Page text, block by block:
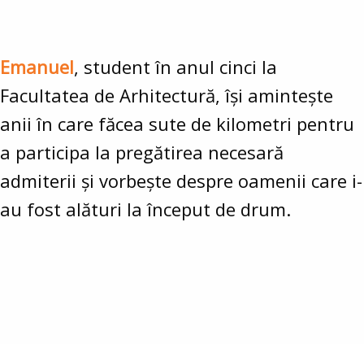
Emanuel, student în anul cinci la
Facultatea de Arhitectură, își amintește
anii în care făcea sute de kilometri pentru
a participa la pregătirea necesară
admiterii și vorbește despre oamenii care i-
au fost alături la început de drum.